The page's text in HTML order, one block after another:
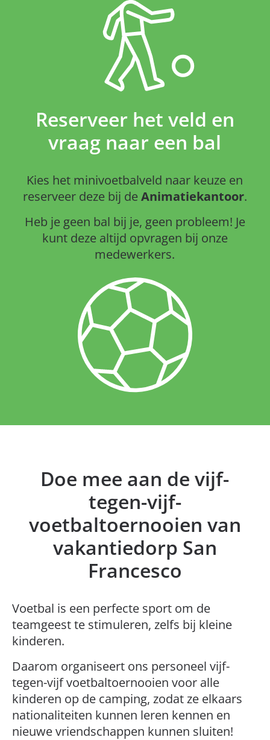
Reserveer het veld en
vraag naar een bal
Kies het minivoetbalveld naar keuze en
reserveer deze bij deAnimatiekantoor.
Heb je geen bal bij je, geen probleem! Je
kunt deze altijd opvragen bij onze
medewerkers.
Doe mee aan de vijf-
tegen-vijf-
voetbaltoernooien van
vakantiedorp San
Francesco
Voetbal is een perfecte sport om de
teamgeest te stimuleren, zelfs bij kleine
kinderen.
Daarom organiseert ons personeel vijf-
tegen-vijf voetbaltoernooien voor alle
kinderen op de camping, zodat ze elkaars
nationaliteiten kunnen leren kennen en
nieuwe vriendschappen kunnen sluiten!